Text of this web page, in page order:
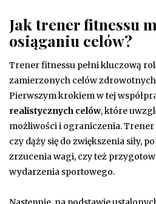
Jak trener fitnessu
osiąganiu celów?
Trener fitnessu pełni kluczową
zamierzonych celów
Pierwszym krokiem w tej
realistycznych celów, które
możliwości i ograniczenia.
czy dąży się do zwiększenia siły,
zrzucenia wagi, czy też
wydarzenia sportowego.